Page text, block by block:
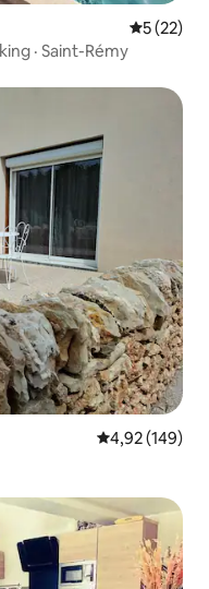
5 (22)
· Saint-Rémy
Évaluation
4,92 (149)